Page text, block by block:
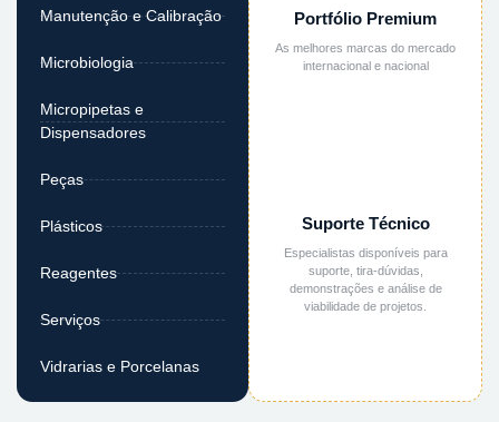
Manutenção e Calibração
Microbiologia
Micropipetas e
Dispensadores
Peças
Plásticos
Reagentes
Serviços
Vidrarias e Porcelanas
Portfólio Premium
As melhores marcas do mercado
internacional e nacional
Suporte Técnico
Especialistas disponíveis para
suporte, tira-dúvidas,
demonstrações e análise de
viabilidade de projetos.